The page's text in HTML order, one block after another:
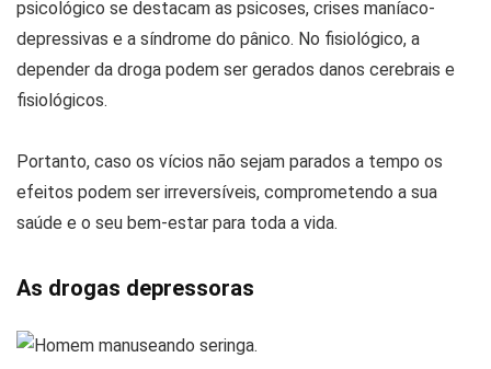
psicológico se destacam as psicoses, crises maníaco-
depressivas e a síndrome do pânico. No fisiológico, a
depender da droga podem ser gerados danos cerebrais e
fisiológicos.
Portanto, caso os vícios não sejam parados a tempo os
efeitos podem ser irreversíveis, comprometendo a sua
saúde e o seu bem-estar para toda a vida.
As drogas depressoras